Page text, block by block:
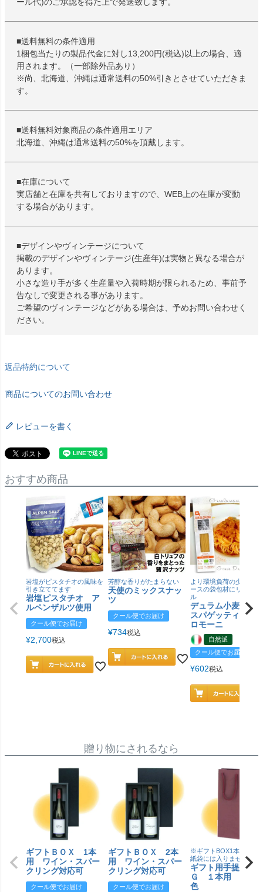
■送料無料の条件適用
1梱包当たりの製品代金に対し13,200円(税込)以上の場合、適
用されます。（一部除外品あり）
※尚、北海道、沖縄は通常送料の50%引きとさせていただきま
す。
■送料無料対象商品の条件適用エリア
北海道、沖縄は通常送料の50%を頂戴します。
■在庫について
実店舗と在庫を共有しておりますので、WEB上の在庫が変動
する場合があります。
■デザインやヴィンテージについて
掲載のデザインやヴィンテージ(生産年)は実物と異なる場合が
あります。
小さな造り手が多く生産量や入荷時期が限られるため、事前予
告なしで変更される事があります。
ご希望のヴィンテージなどがある場合は、予めお問い合わせく
ださい。
返品特約について
商品についてのお問い合わせ
レビューを書く
おすすめ商品
岩塩がピスタチオの風味を
引き立ててます
岩塩ピスタチオ ア
ルペンザルツ使用
クール便でお届け
¥2,700税込
芳醇な香りがたまらない
天使のミックスナッ
ツ
クール便でお届け
¥734税込
より環境負荷の少ない紙
ースの袋包材にリニュー
ル
デュラム小麦 有
スパゲッティ／ジ
ロモーニ
自然派
クール便でお届け
¥602税込
贈り物にされるなら
ギフトＢＯＸ 1本
用 ワイン・スパー
クリング対応可
クール便でお届け
ギフトＢＯＸ 2本
用 ワイン・スパー
クリング対応可
クール便でお届け
※ギフトBOX1本用はこ
紙袋には入りません
ギフト用手提げＢ
Ｇ １本用 エン
色